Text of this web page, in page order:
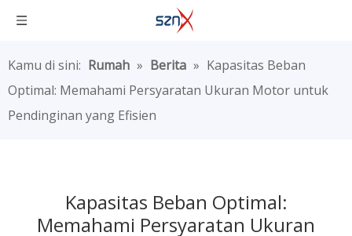
Kamu di sini: Rumah » Berita » Kapasitas Beban
Optimal: Memahami Persyaratan Ukuran Motor untuk
Pendinginan yang Efisien
Kapasitas Beban Optimal:
Memahami Persyaratan Ukuran